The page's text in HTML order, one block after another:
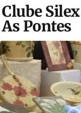
Clube
As Pontes